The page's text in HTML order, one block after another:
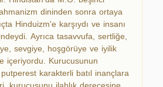
dininden sonra ortaya
Hinduizm'e karşıydı ve insanı
Ayrıca tasavvufa, sertliğe,
sevgiye, hoşgörüye ve iyilik
içeriyordu. Kurucusunun
karakterli batıl inançlara